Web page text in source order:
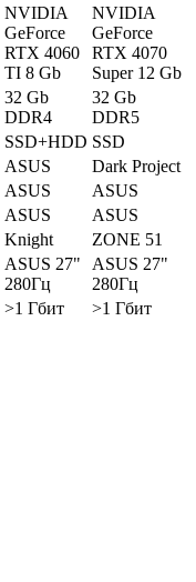
NVIDIA
GeForce
RTX 4060
TI 8 Gb
NVIDIA
GeForce
RTX 4070
Super 12 Gb
32 Gb
DDR4
32 Gb
DDR5
SSD+HDD SSD
ASUS
Dark Project
ASUS
ASUS
ASUS
ASUS
Knight
ZONE 51
ASUS 27"
280Гц
ASUS 27"
280Гц
>1 Гбит >1 Гбит